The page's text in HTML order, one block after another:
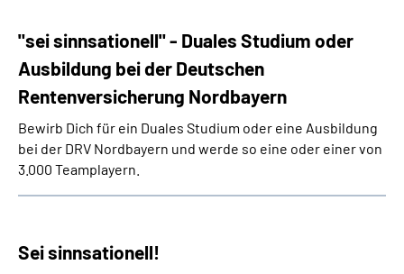
"sei sinnsationell" - Duales Studium oder
Ausbildung bei der Deutschen
Rentenversicherung Nordbayern
Bewirb Dich für ein Duales Studium oder eine Ausbildung
bei der DRV Nordbayern und werde so eine oder einer von
3.000 Teamplayern.
Sei sinnsationell!